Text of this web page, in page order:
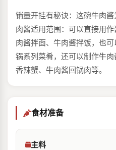
销量开挂有秘诀：这碗牛肉
肉酱适用范围：可以直接用
肉酱拌面、牛肉酱拌饭，也
锅系列菜肴，还可以制作牛肉
香辣蟹、牛肉酱回锅肉等。
食材准备
主料